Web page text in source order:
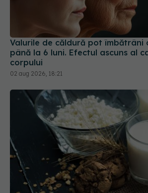
Valurile de căldură pot îmbătrâni
până la 6 luni. Efectul ascuns al
corpului
02 aug 2026, 18:21